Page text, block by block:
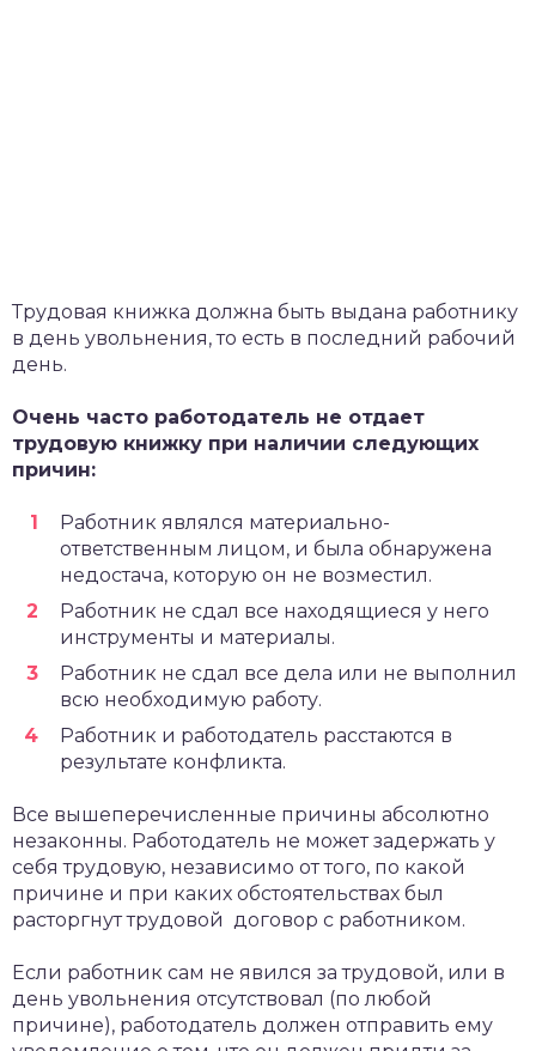
Трудовая книжка должна быть выдана работнику
в день увольнения, то есть в последний рабочий
день.
Очень часто работодатель не отдает
трудовую книжку при наличии следующих
причин:
Работник являлся материально-
ответственным лицом, и была обнаружена
недостача, которую он не возместил.
Работник не сдал все находящиеся у него
инструменты и материалы.
Работник не сдал все дела или не выполнил
всю необходимую работу.
Работник и работодатель расстаются в
результате конфликта.
Все вышеперечисленные причины абсолютно
незаконны. Работодатель не может задержать у
себя трудовую, независимо от того, по какой
причине и при каких обстоятельствах был
расторгнут трудовой договор с работником.
Если работник сам не явился за трудовой, или в
день увольнения отсутствовал (по любой
причине), работодатель должен отправить ему